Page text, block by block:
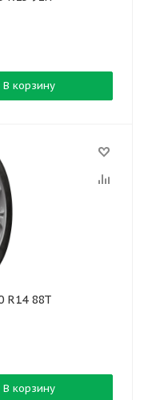
В корзину
R14 88T
В корзину